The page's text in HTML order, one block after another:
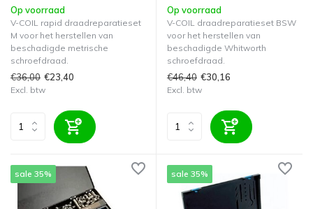
Op voorraad
V-COIL rapid draadreparatieset
M voor het herstellen van
beschadigde metrische
schroefdraad.
€36,00 €23,40
Excl. btw
Op voorraad
V-COIL draadreparatieset BSW
voor het herstellen van
beschadigde Whitworth
schroefdraad.
€46,40 €30,16
Excl. btw
sale 35% sale 35%